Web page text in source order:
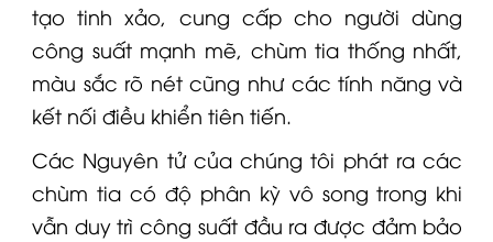
tạo tinh xảo, cung cấp cho người dùng
công suất mạnh mẽ, chùm tia thống nhất,
màu sắc rõ nét cũng như các tính năng và
kết nối điều khiển tiên tiến.
Các Nguyên tử của chúng tôi phát ra các
chùm tia có độ phân kỳ vô song trong khi
vẫn duy trì công suất đầu ra được đảm bảo